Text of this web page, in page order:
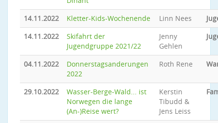
14.11.2022 Kletter-Kids-Wochenende Linn Nees
14.11.2022
Skifahrt der
Jugendgruppe 2021/22
Jenny
Gehlen
04.11.2022
Donnerstagsanderungen
2022
Roth Rene
29.10.2022
Wasser-Berge-Wald... ist
Norwegen die lange
(An-)Reise wert?
Kerstin
Tibudd &
Jens Leiss